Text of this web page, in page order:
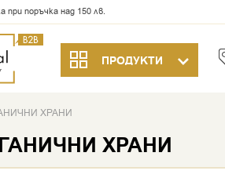
при поръчка над 150 лв.
ПРОДУКТИ
ХРАНИ
ХРАНИ